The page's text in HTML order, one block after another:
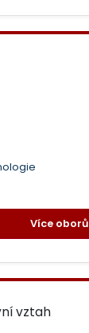
Více oborů
vztah